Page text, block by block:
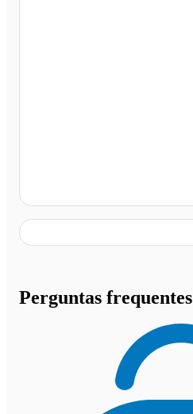
Perguntas frequentes